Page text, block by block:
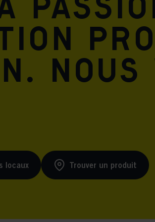
locaux Trouver un produit